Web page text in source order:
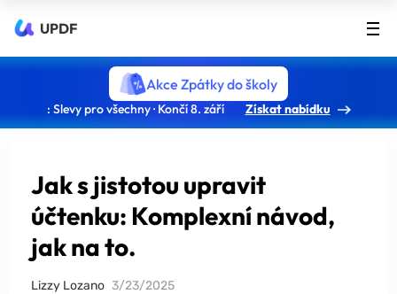
UPDF
Akce Zpátky do školy
: Slevy pro všechny · Končí 8. září Získat nabídku
Jak s jistotou upravit
účtenku: Komplexní návod,
jak na to.
Lizzy Lozano 3/23/2025